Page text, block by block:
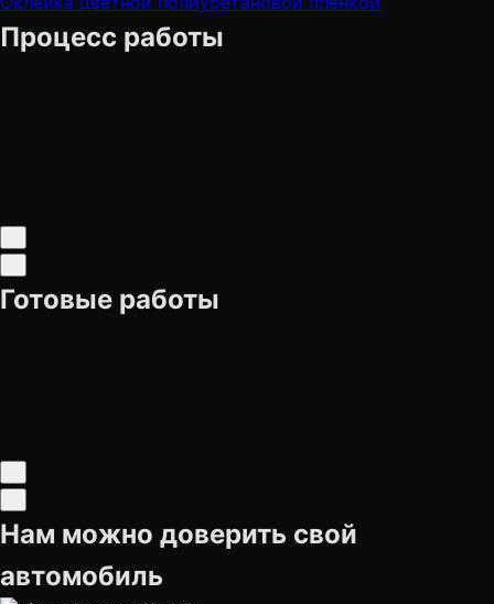
Процесс работы
Готовые работы
Нам можно доверить свой
автомобиль